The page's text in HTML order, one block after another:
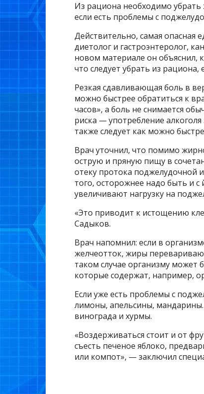
Из рациона необходимо
если есть проблемы с
Действительно, самая
диетолог и гастроэнтеролог,
новом материале он объяснил,
что следует убрать из
Резкая сдавливающая боль в
можно быстрее обратиться к
часов», а боль не снимается
риска — употребление
также следует как можно
Врач уточнил, что помимо
острую и пряную пищу в
отеку протока поджелудочной
того, осторожнее надо быть и
увеличивают нагрузку на
«Это приводит к истощению
Садыков.
Врач напомнил: если в
желчеотток, жиры
таком случае организму может
которые содержат, например,
Если уже есть проблемы с
лимоны, апельсины,
винограда и хурмы.
«Воздерживаться стоит и от
съесть печеное яблоко,
или компот», — заключил